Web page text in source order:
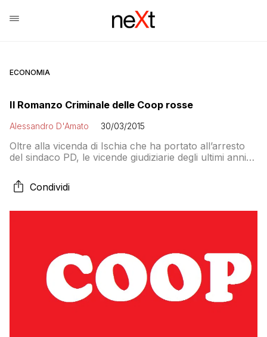
ECONOMIA
Il Romanzo Criminale delle Coop rosse
Alessandro D'Amato 30/03/2015
Oltre alla vicenda di Ischia che ha portato all’arresto
del sindaco PD, le vicende giudiziarie degli ultimi anni
la politica. Nel mirino sempre le opere pubbliche,
grandi o piccole. E i legami sono sempre gli stessi
Condividi